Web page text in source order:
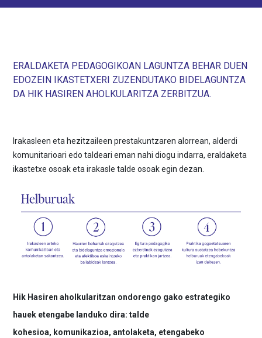
ERALDAKETA PEDAGOGIKOAN LAGUNTZA BEHAR DUEN
EDOZEIN IKASTETXERI ZUZENDUTAKO BIDELAGUNTZA
DA HIK HASIREN AHOLKULARITZA ZERBITZUA.
Irakasleen eta hezitzaileen prestakuntzaren alorrean, alderdi
komunitarioari edo taldeari eman nahi diogu indarra, eraldaketa
ikastetxe osoak eta irakasle talde osoak egin dezan.
Hik Hasiren aholkularitzan ondorengo gako estrategiko
hauek etengabe landuko dira:talde
kohesioa, komunikazioa, antolaketa, etengabeko